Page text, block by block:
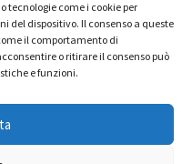
tecnologie come i cookie per
del dispositivo. Il consenso a queste
il comportamento di
o ritirare il consenso può
e funzioni.
Privacy Policy
Cookie Policy
Termini e Condizioni